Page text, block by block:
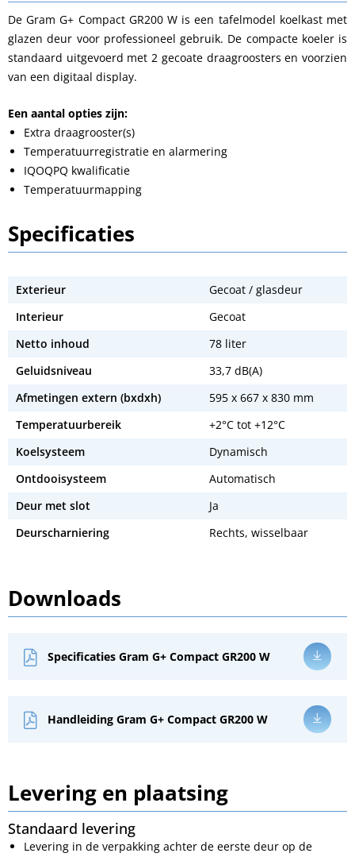
De Gram G+ Compact GR200 W is een tafelmodel koelkast met
glazen deur voor professioneel gebruik. De compacte koeler is
standaard uitgevoerd met 2 gecoate draagroosters en voorzien
van een digitaal display.
Een aantal opties zijn:
Extra draagrooster(s)
Temperatuurregistratie en alarmering
IQOQPQ kwalificatie
Temperatuurmapping
Specificaties
Exterieur
Gecoat / glasdeur
Interieur
Gecoat
Netto inhoud
78 liter
Geluidsniveau
33,7 dB(A)
Afmetingen extern (bxdxh)
595 x 667 x 830 mm
Temperatuurbereik
+2°C tot +12°C
Koelsysteem
Dynamisch
Ontdooisysteem
Automatisch
Deur met slot
Ja
Deurscharniering
Rechts, wisselbaar
Downloads
Specificaties Gram G+ Compact GR200 W
Handleiding Gram G+ Compact GR200 W
Levering en plaatsing
Standaard levering
Levering in de verpakking achter de eerste deur op de